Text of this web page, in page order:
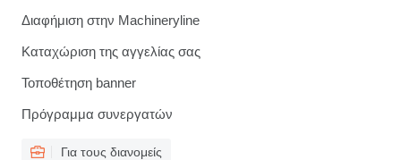
Διαφήμιση στην Machineryline
Καταχώριση της αγγελίας σας
Τοποθέτηση banner
Πρόγραμμα συνεργατών
Για τους διανομείς